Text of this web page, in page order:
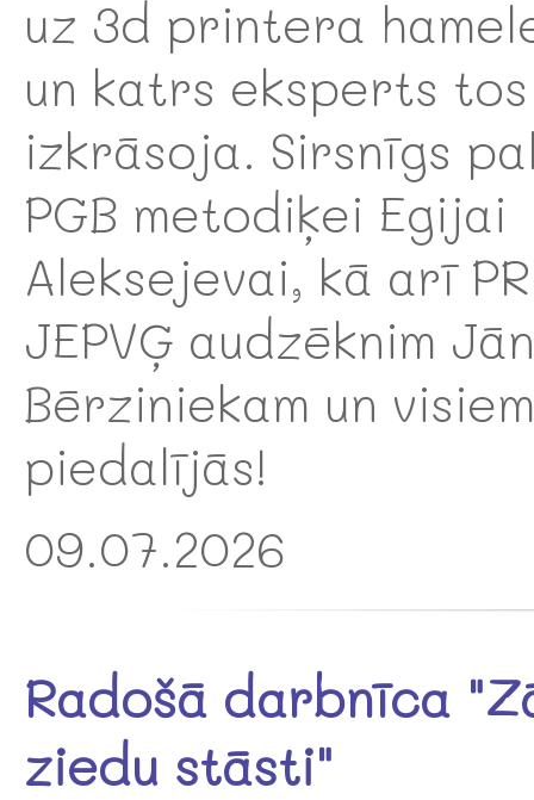
uz 3d printera
un katrs eksperts tos
izkrāsoja. Sirsnīgs
PGB metodiķei Egijai
Aleksejevai, kā arī
JEPVĢ audzēknim
Bērziniekam un
piedalījās!
09.07.2026
Radošā darbnīca
ziedu stāsti"